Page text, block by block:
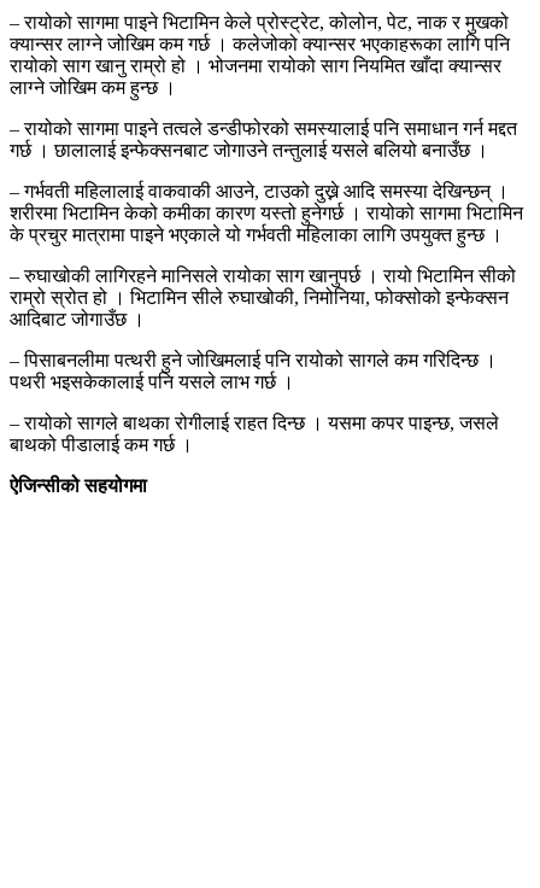
– रायोको सागमा पाइने भिटामिन केले प्रोस्ट्रेट, कोलोन, पेट, नाक र मुखको
क्यान्सर लाग्ने जोखिम कम गर्छ । कलेजोको क्यान्सर भएकाहरूका लागि पनि
रायोको साग खानु राम्रो हो । भोजनमा रायोको साग नियमित खाँदा क्यान्सर
लाग्ने जोखिम कम हुन्छ ।
– रायोको सागमा पाइने तत्वले डन्डीफोरको समस्यालाई पनि समाधान गर्न मद्दत
गर्छ । छालालाई इन्फेक्सनबाट जोगाउने तन्तुलाई यसले बलियो बनाउँछ ।
– गर्भवती महिलालाई वाकवाकी आउने, टाउको दुख्ने आदि समस्या देखिन्छन् ।
शरीरमा भिटामिन केको कमीका कारण यस्तो हुनेगर्छ । रायोको सागमा भिटामिन
के प्रचुर मात्रामा पाइने भएकाले यो गर्भवती महिलाका लागि उपयुक्त हुन्छ ।
– रुघाखोकी लागिरहने मानिसले रायोका साग खानुपर्छ । रायो भिटामिन सीको
राम्रो स्रोत हो । भिटामिन सीले रुघाखोकी, निमोनिया, फोक्सोको इन्फेक्सन
आदिबाट जोगाउँछ ।
– पिसाबनलीमा पत्थरी हुने जोखिमलाई पनि रायोको सागले कम गरिदिन्छ ।
पथरी भइसकेकालाई पनि यसले लाभ गर्छ ।
– रायोको सागले बाथका रोगीलाई राहत दिन्छ । यसमा कपर पाइन्छ, जसले
बाथको पीडालाई कम गर्छ ।
ऐजिन्सीको सहयोगमा